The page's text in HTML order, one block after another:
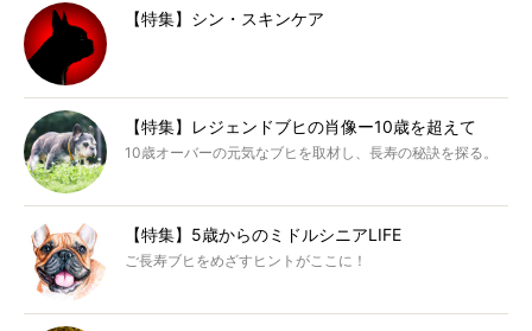
【特集】シン・スキンケア
【特集】レジェンドブヒの肖像ー10歳を超えて
10歳オーバーの元気なブヒを取材し、長寿の秘訣を探る。
【特集】5歳からのミドルシニアLIFE
ご長寿ブヒをめざすヒントがここに！